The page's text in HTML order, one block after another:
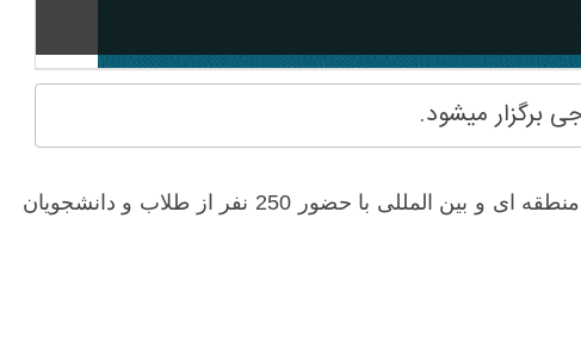
برگزار میشود.
اتحادیه بین المللی امت واحده امسال نیز همچون سنوات گذشته، دوره ای آموزشی-تخصصی ویژه بررسی مسائل منطقه ای و بین المللی با حضور 250 نفر از طلاب و دانشجویان